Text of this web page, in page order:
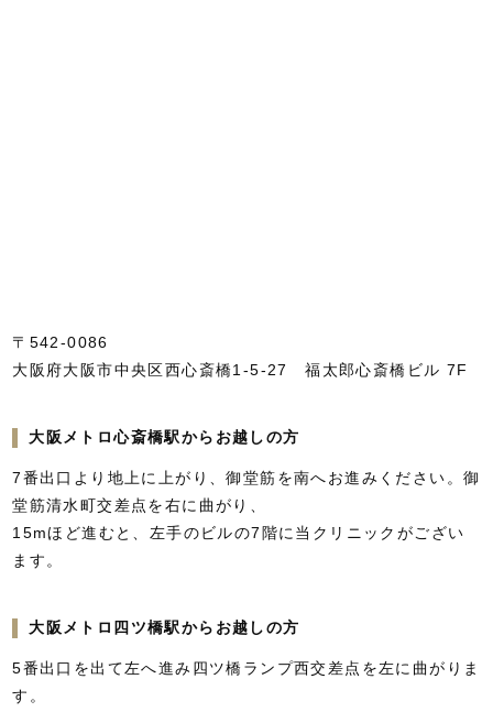
〒542-0086
大阪府大阪市中央区西心斎橋1-5-27 福太郎心斎橋ビル 7F
大阪メトロ心斎橋駅からお越しの方
7番出口より地上に上がり、御堂筋を南へお進みください。御
堂筋清水町交差点を右に曲がり、
15mほど進むと、左手のビルの7階に当クリニックがござい
ます。
大阪メトロ四ツ橋駅からお越しの方
5番出口を出て左へ進み四ツ橋ランプ西交差点を左に曲がりま
す。